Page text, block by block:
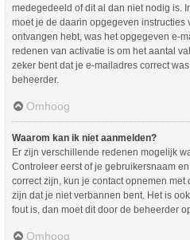
medegedeeld of dit al dan niet nodig is.
moet je de daarin opgegeven instructies
ontvangen hebt, was het opgegeven e-
redenen van activatie is om het aantal
zeker bent dat je e-mailadres correct
beheerder.
Omhoog
Waarom kan ik niet aanmelden?
Er zijn verschillende redenen mogelijk
Controleer eerst of je gebruikersnaam
correct zijn, kun je contact opnemen met
zijn dat je niet verbannen bent. Het is
fout is, dan moet dit door de beheerder
Omhoog